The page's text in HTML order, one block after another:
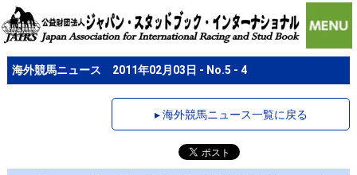
海外競馬ニュース 2011年02月03日 - No.5 - 4
▸ 海外競馬ニュース一覧に戻る